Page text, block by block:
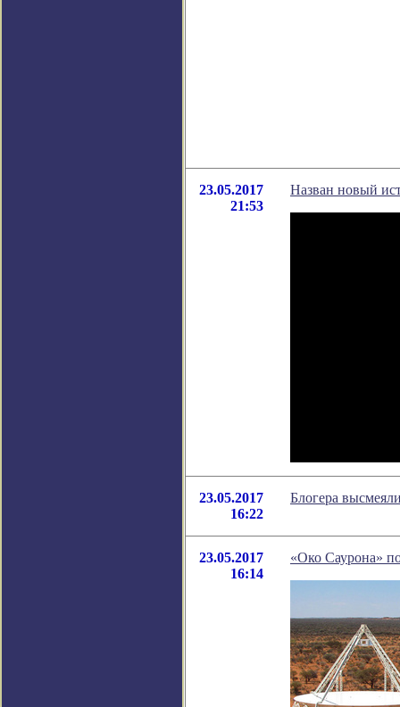
23.05.2017
21:53
Назван новый
23.05.2017
16:22
Блогера
23.05.2017
16:14
«Око Саурона»